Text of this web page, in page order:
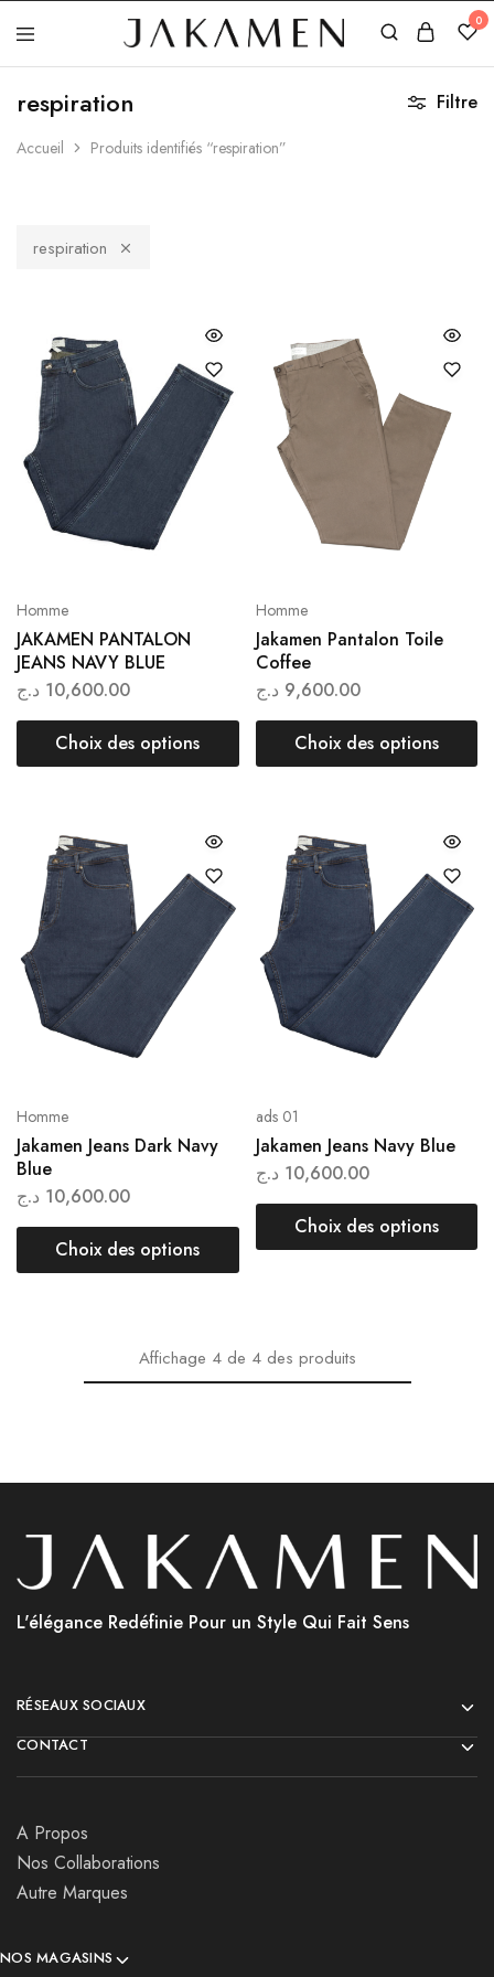
Jakamen
Algérie
0
respiration
Accueil Produits identifiés “respiration”
Filtre
respiration
Homme
JAKAMEN PANTALON
JEANS NAVY BLUE
10,600.00 د.ج
Choix des options
Homme
Jakamen Pantalon Toile
Coffee
9,600.00 د.ج
Choix des options
Homme
Jakamen Jeans Dark Navy
Blue
10,600.00 د.ج
Choix des options
ads 01
Jakamen Jeans Navy Blue
10,600.00 د.ج
Choix des options
Affichage 4 de 4 des produits
L'élégance Redéfinie Pour un Style Qui Fait Sens
RÉSEAUX SOCIAUX
CONTACT
A Propos
Nos Collaborations
Autre Marques
NOS MAGASINS